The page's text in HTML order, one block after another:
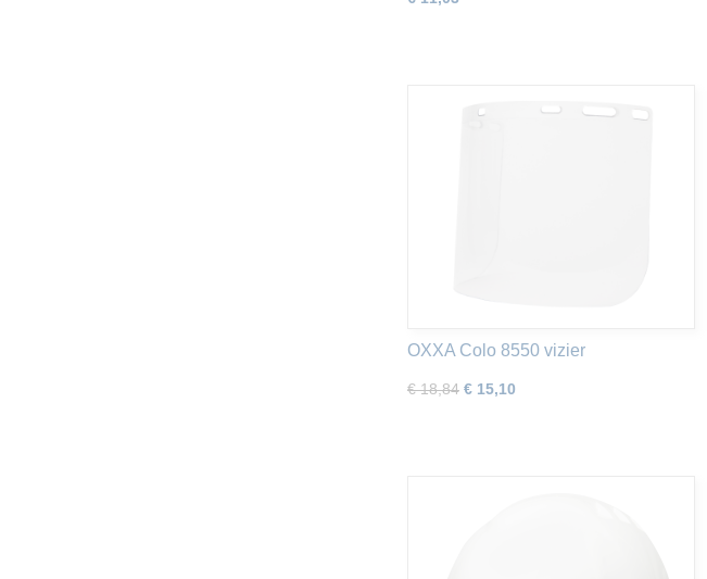
OXXA Colo 8550 vizier
€ 18,84 € 15,10